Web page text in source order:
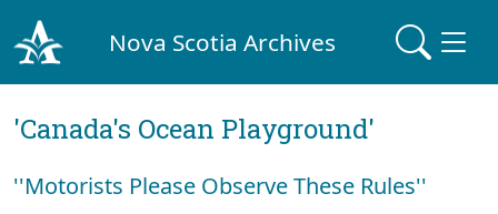
Nova Scotia Archives
'Canada's Ocean Playground'
''Motorists Please Observe These Rules''